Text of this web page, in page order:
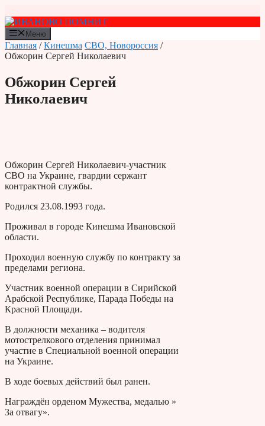
к
содержимому
Меню
Главная /Кинешма СВО, Новороссия /
Обжорин Сергей Николаевич
Обжорин Сергей
Николаевич
Обжорин Сергей Николаевич-участник
СВО на Украине, гвардии сержант
контрактной службы.
Родился 23.08.1993 года.
Проживал в городе Кинешма Ивановской
области.
Проходил военную службу по контракту за
пределами региона.
Участник военной операции в Сирийской
Арабской Республике, Парада Победы на
Красной Площади.
В должности механика – водителя
мотострелкового отделения принимал
участие в Специальной военной операции
на Украине.
В ходе боевых действий был ранен.
Награждён орденом Мужества, медалью »
За отвагу».